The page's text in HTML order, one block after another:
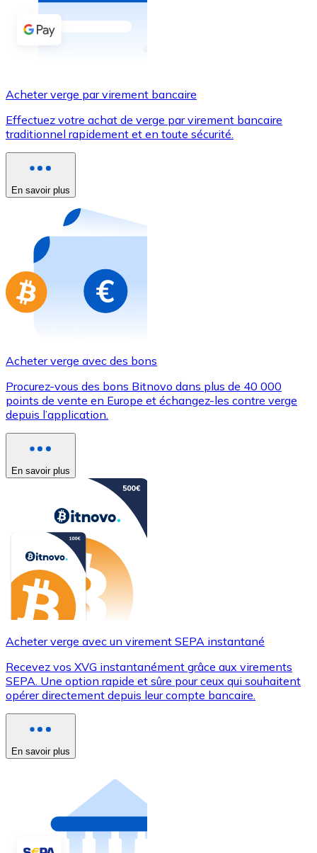
Acheter avec espèces
Virement SEPA
Utilisez les cartes Visa et Mastercard pour acheter
Acheter avec carte
Nouveau
Achetez des cartes-cadeaux de vos marques
Aller à la boutique de cartes-cadeaux
Acheter verge par virement bancaire
Effectuez votre achat de verge par virement bancaire
traditionnel rapidement et en toute sécurité.
En savoir plus
Acheter verge avec des bons
Procurez-vous des bons Bitnovo dans plus de 40 000
points de vente en Europe et échangez-les contre verge
depuis l’application.
En savoir plus
Acheter verge avec un virement SEPA instantané
Recevez vos XVG instantanément grâce aux virements
SEPA. Une option rapide et sûre pour ceux qui souhaitent
opérer directement depuis leur compte bancaire.
En savoir plus